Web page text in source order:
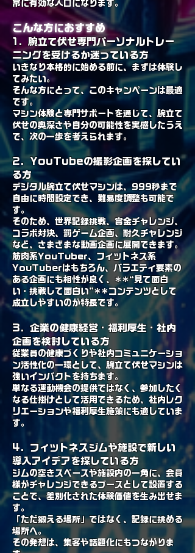
常に有効な入口になります。
こんな方におすすめ
1. 腕立て伏せ専門パーソナルトレー
ニングを受けるか迷っている方
いきなり本格的に始める前に、まずは体験し
てみたい。
そんな方にとって、このキャンペーンは最適
です。
マシン体験と専門サポートを通じて、腕立て
伏せの奥深さや自分の可能性を実感したうえ
で、次の一歩を考えられます。
2. YouTubeの撮影企画を探してい
る方
デジタル腕立て伏せマシンは、999秒まで
自由に時間設定でき、難易度調整も可能で
す。
そのため、世界記録挑戦、賞金チャレンジ、
コラボ対決、罰ゲーム企画、耐久チャレンジ
など、さまざまな動画企画に展開できます。
筋肉系YouTuber、フィットネス系
YouTuberはもちろん、バラエティ要素の
ある企画にも相性が良く、**“見て面白
い・挑戦して面白い”**コンテンツとして
成立しやすいのが特長です。
3. 企業の健康経営・福利厚生・社内
企画を検討している方
従業員の健康づくりや社内コミュニケーショ
ン活性化の一環として、腕立て伏せマシンは
強いインパクトを持ちます。
単なる運動機会の提供ではなく、参加したく
なる仕掛けとして活用できるため、社内レク
リエーションや福利厚生施策にも適していま
す。
4. フィットネスジムや施設で新しい
導入アイデアを探している方
ジムの空きスペースや施設内の一角に、会員
様がチャレンジできるブースとして設置する
ことで、差別化された体験価値を生み出せま
す。
「ただ鍛える場所」ではなく、記録に挑める
場所へ。
その発想は、集客や話題化にもつながりま